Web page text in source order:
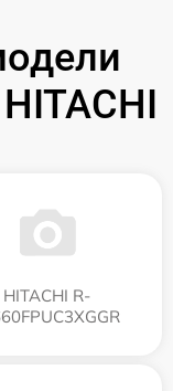
HITACHI R-